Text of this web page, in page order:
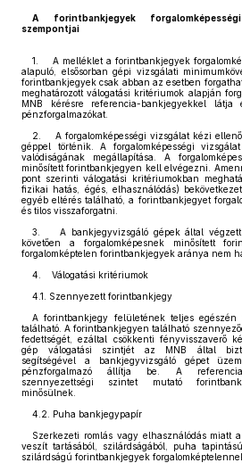
A forintbankjegyek
szempontjai
1. A melléklet a forintbankjegyek
alapuló, elsősorban gépi vizsgálati
forintbankjegyek csak abban az esetben
meghatározott válogatási kritériumok alapján
MNB kérésre referencia-bankjegyekkel
pénzforgalmazókat.
2. A forgalomképességi vizsgálat kézi
géppel történik. A forgalomképességi
valódiságának megállapítása. A
minősített forintbankjegyen kell elvégezni.
pont szerinti válogatási kritériumokban
fizikai hatás, égés, elhasználódás)
egyéb eltérés található, a forintbankjegyet
és tilos visszaforgatni.
3. A bankjegyvizsgáló gépek által végzett
követően a forgalomképesnek minősített
forgalomképtelen forintbankjegyek aránya nem
4. Válogatási kritériumok
4.1. Szennyezett forintbankjegy
A forintbankjegy felületének teljes egészén
található. A forintbankjegyen található
fedettségét, ezáltal csökkenti fényvisszaverő
gép válogatási szintjét az MNB által
segítségével a bankjegyvizsgáló gépet
pénzforgalmazó állítja be. A referencia-
szennyezettségi szintet mutató
minősülnek.
4.2. Puha bankjegypapír
Szerkezeti romlás vagy elhasználódás miatt
veszít tartásából, szilárdságából, puha
szilárdságú forintbankjegyek